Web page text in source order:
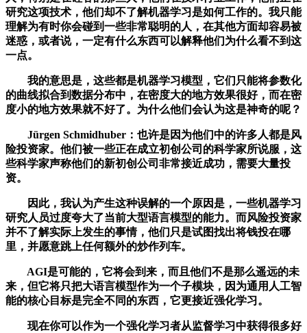
研究这项技术，他们却不了解机器学习是如何工作的。我只能
理解为有时你会碰到一些非常聪明的人，在其他方面却容易被
迷惑，或者说，一定有什么东西可以解释他们为什么看不到这
一点。
我的意思是，这些都是机器学习模型，它们只能将参数化
的曲线拟合到数据分布中，在密度大的地方效果很好，而在密
度小的地方效果就不好了。为什么他们会认为这是神奇的呢？
Jürgen Schmidhuber：也许是因为他们中的许多人都是风
险投资家。他们被一些正在成立初创公司的科学家所说服，这
些科学家声称他们的新初创公司非常接近成功，需要大量投
资。
因此，我认为产生这种误解的一个原因是，一些机器学习
研究人员过度夸大了当前大型语言模型的能力。而风险投资家
并不了解实际上发生的事情，他们只是试图找出将钱投在哪
里，并愿意跳上任何额外的炒作列车。
AGI是可能的，它将会到来，而且他们不是那么遥远的未
来，但它将只把大语言模型作为一个子模块，因为通用人工智
能的核心目标是完全不同的东西，它更接近强化学习。
现在你可以作为一个强化学习者从监督学习中获得很多好